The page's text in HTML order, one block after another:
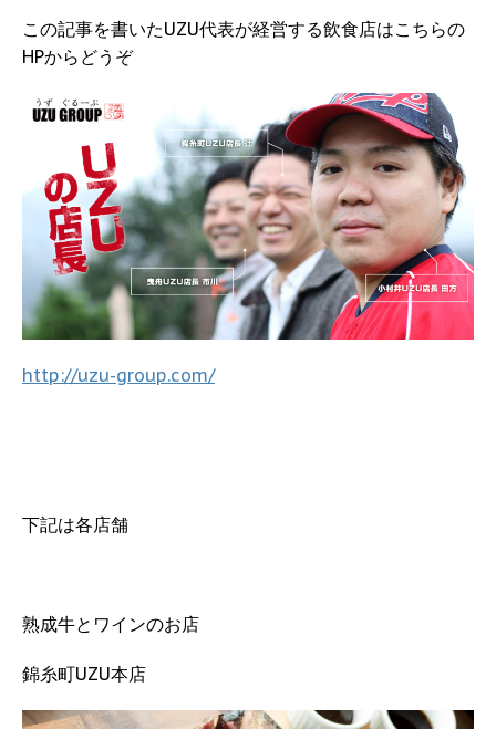
この記事を書いたUZU代表が経営する飲食店はこちらの
HPからどうぞ
http://uzu-group.com/
下記は各店舗
熟成牛とワインのお店
錦糸町UZU本店